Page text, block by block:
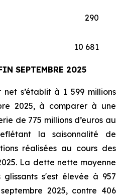
290
10 681
SEPTEMBRE 2025
net s’établit à 1 599 millions
2025, à comparer à une
de 775 millions d’euros au
la saisonnalité de
réalisées au cours des
La dette nette moyenne
s'est élevée à 957
2025, contre 406